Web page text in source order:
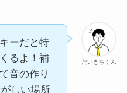
だいきちくん
ーだと特
るよ！補
音の作り
しい場所